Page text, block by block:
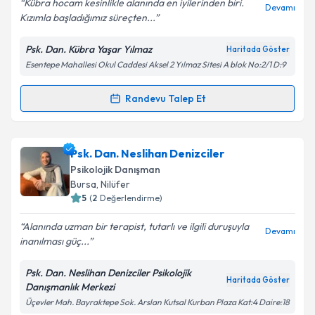
Kişisel verilerimin işlenmesine ilişkinAydınlatma
Metni'ni okudum ve kişisel verilerimin belirtilen
kapsamda işlenmesini kabul ediyorum.
Kübra hocam kesinlikle alanında en iyilerinden biri.
Kızımla başladığımız süreçten...
Devamı
Psk. Dan. Kübra Yaşar Yılmaz Haritada Göster
Esentepe Mahallesi Okul Caddesi Aksel 2 Yılmaz Sitesi A blok No:2/1 D:9
Randevu Talep Et
Randevu Takvimi Talebi
Dr. Psk. Dan. Kübra Yaşar Yılmaziçin randevu
takvimi talebi oluşturun. Size bu uzmandan randevu
almanız için bir takvim hazırlandığında e-posta ile
bilgilendireceğiz.
E-posta Adresiniz
Kişisel verilerimin işlenmesine ilişkin
Metni'ni okudum ve kişisel verilerimin belirtilen
Psk. Dan. Neslihan Denizciler
Psikolojik Danışman
Bursa, Nilüfer
5 (2 Değerlendirme)
Alanında uzman bir terapist, tutarlı ve ilgili duruşuyla
inanılması güç...
Devamı
Psk. Dan. Neslihan Denizciler Psikolojik
Danışmanlık Merkezi
Haritada Göster
Üçevler Mah. Bayraktepe Sok. Arslan Kutsal Kurban Plaza Kat:4 Daire:18